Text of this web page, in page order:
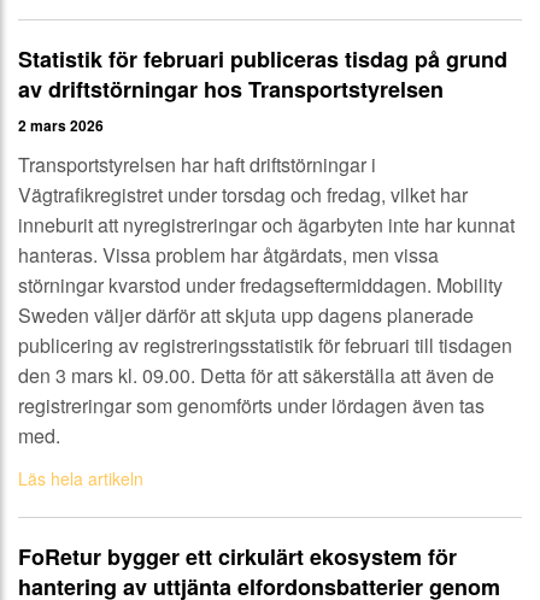
Statistik för februari publiceras tisdag på grund
av driftstörningar hos Transportstyrelsen
2 mars 2026
Transportstyrelsen har haft driftstörningar i
Vägtrafikregistret under torsdag och fredag, vilket har
inneburit att nyregistreringar och ägarbyten inte har kunnat
hanteras. Vissa problem har åtgärdats, men vissa
störningar kvarstod under fredagseftermiddagen. Mobility
Sweden väljer därför att skjuta upp dagens planerade
publicering av registreringsstatistik för februari till tisdagen
den 3 mars kl. 09.00. Detta för att säkerställa att även de
registreringar som genomförts under lördagen även tas
med.
Läs hela artikeln
FoRetur bygger ett cirkulärt ekosystem för
hantering av uttjänta elfordonsbatterier genom